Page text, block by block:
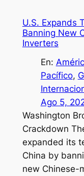
U.S. Expands
Banning New
Inverters
En:
Pacífico,
Ago 5,
Washington
Crackdown
expanded its
China by
new Chinese-